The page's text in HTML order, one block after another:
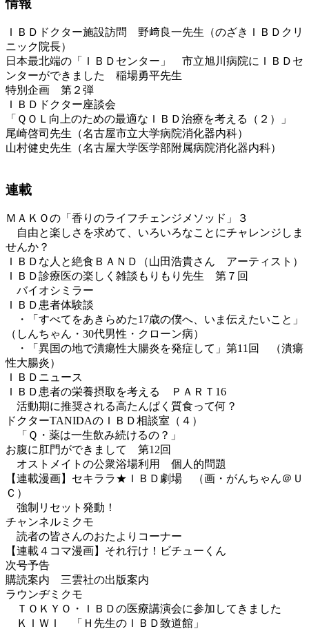
情報
ＩＢＤドクター施設訪問 野﨑良一先生（のざきＩＢＤクリ
ニック院長）
日本最北端の「ＩＢＤセンター」 市立旭川病院にＩＢＤセ
ンターができました 稲場勇平先生
特別企画 第２弾
ＩＢＤドクター座談会
「ＱＯＬ向上のための最適なＩＢＤ治療を考える（２）」
尾崎啓司先生（名古屋市立大学病院消化器内科）
山村健史先生（名古屋大学医学部附属病院消化器内科）
連載
ＭＡＫＯの「香りのライフチェンジメソッド」３
自由と楽しさを求めて、いろいろなことにチャレンジしま
せんか？
ＩＢＤな人と絶食ＢＡＮＤ（山田浩貴さん アーティスト）
ＩＢＤ診療医の楽しく雑談もりもり先生 第７回
バイオシミラー
ＩＢＤ患者体験談
・「すべてをあきらめた17歳の僕へ、いま伝えたいこと」
（しんちゃん・30代男性・クローン病）
・「異国の地で潰瘍性大腸炎を発症して」第11回 （潰瘍
性大腸炎）
ＩＢＤニュース
ＩＢＤ患者の栄養摂取を考える ＰＡＲＴ16
活動期に推奨される高たんぱく質食って何？
ドクターTANIDAのＩＢＤ相談室（４）
「Ｑ・薬は一生飲み続けるの？」
お腹に肛門ができまして 第12回
オストメイトの公衆浴場利用 個人的問題
【連載漫画】セキララ★ＩＢＤ劇場 （画・がんちゃん＠Ｕ
Ｃ）
強制リセット発動！
チャンネルミクモ
読者の皆さんのおたよりコーナー
【連載４コマ漫画】それ行け！ビチューくん
次号予告
購読案内 三雲社の出版案内
ラウンヂミクモ
ＴＯＫＹＯ・ＩＢＤの医療講演会に参加してきました
ＫＩＷＩ 「Ｈ先生のＩＢＤ致道館」